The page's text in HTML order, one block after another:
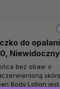
do
Niewidoczny
bez obaw o
Body Lotion jest